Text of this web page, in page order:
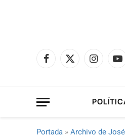
Facebook
X
Instagram
Portada »Archivo de